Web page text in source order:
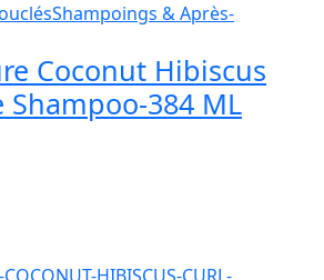
Shampoings & Après-
Coconut Hibiscus
Shampoo-384 ML